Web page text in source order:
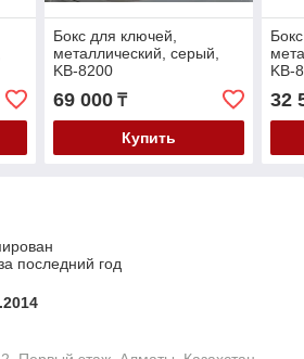
Бокс для ключей,
металлический, серый,
KB-8200
69 000₸
Купить
KB-
32
последний год